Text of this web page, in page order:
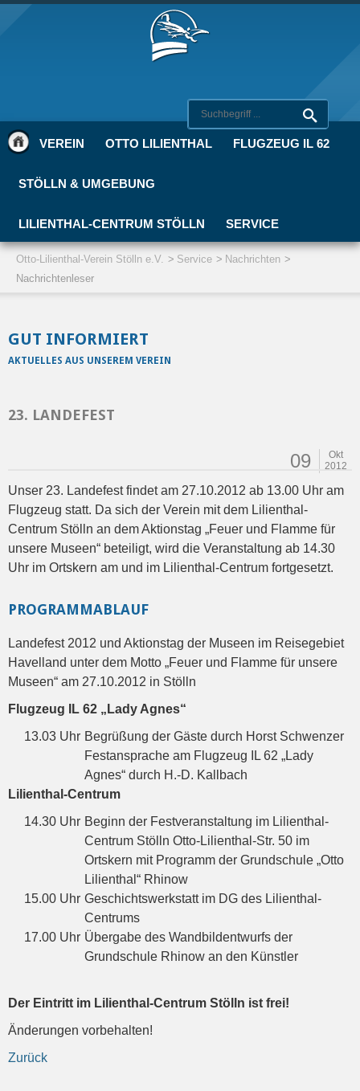
VEREIN OTTO LILIENTHAL FLUGZEUG IL 62
STÖLLN & UMGEBUNG
LILIENTHAL-CENTRUM STÖLLN SERVICE
Otto-Lilienthal-Verein Stölln e.V. Service
Nachrichten
Nachrichtenleser
GUT INFORMIERT
AKTUELLES AUS UNSEREM VEREIN
23. LANDEFEST
09
Okt
2012
Unser 23. Landefest findet am 27.10.2012 ab 13.00 Uhr am
Flugzeug statt. Da sich der Verein mit dem Lilienthal-
Centrum Stölln an dem Aktionstag „Feuer und Flamme für
unsere Museen“ beteiligt, wird die Veranstaltung ab 14.30
Uhr im Ortskern am und im Lilienthal-Centrum fortgesetzt.
PROGRAMMABLAUF
Landefest 2012 und Aktionstag der Museen im Reisegebiet
Havelland unter dem Motto „Feuer und Flamme für unsere
Museen“ am 27.10.2012 in Stölln
Flugzeug IL 62 „Lady Agnes“
13.03 Uhr Begrüßung der Gäste durch Horst Schwenzer
Festansprache am Flugzeug IL 62 „Lady
Agnes“ durch H.-D. Kallbach
Lilienthal-Centrum
14.30 Uhr Beginn der Festveranstaltung im Lilienthal-
Centrum Stölln Otto-Lilienthal-Str. 50 im
Ortskern mit Programm der Grundschule „Otto
Lilienthal“ Rhinow
15.00 Uhr Geschichtswerkstatt im DG des Lilienthal-
Centrums
17.00 Uhr Übergabe des Wandbildentwurfs der
Grundschule Rhinow an den Künstler
Der Eintritt im Lilienthal-Centrum Stölln ist frei!
Änderungen vorbehalten!
Zurück